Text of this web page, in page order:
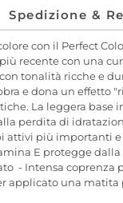
Spedizione &
con il Perfect
recente con una
tonalità ricche e
e dona un effetto
La leggera base
perdita di
attivi più importanti
E protegge
- Intensa
applicato una